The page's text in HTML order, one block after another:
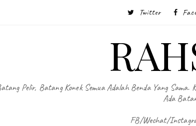
Twitter
Pelir, Batang Konek Semua Adalah Benda Yang
Ada
FB/Wechat/